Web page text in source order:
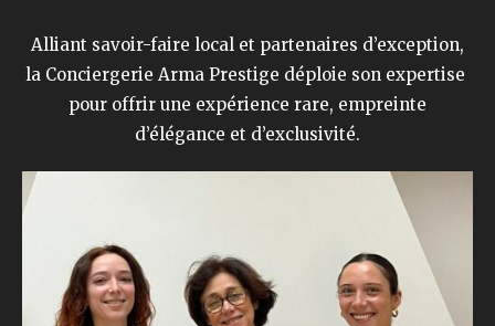
Alliant savoir-faire local et partenaires d’exception,
la Conciergerie Arma Prestige déploie son expertise
pour offrir une expérience rare, empreinte
d’élégance et d’exclusivité.